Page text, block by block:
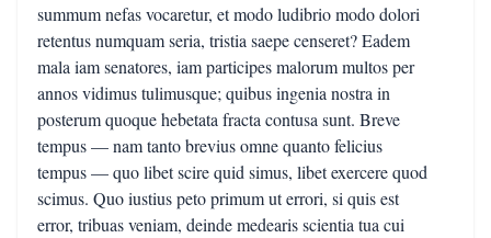
summum nefas vocaretur, et modo ludibrio modo dolori
retentus numquam seria, tristia saepe censeret? Eadem
mala iam senatores, iam participes malorum multos per
annos vidimus tulimusque; quibus ingenia nostra in
posterum quoque hebetata fracta contusa sunt. Breve
tempus — nam tanto brevius omne quanto felicius
tempus — quo libet scire quid simus, libet exercere quod
scimus. Quo iustius peto primum ut errori, si quis est
error, tribuas veniam, deinde medearis scientia tua cui